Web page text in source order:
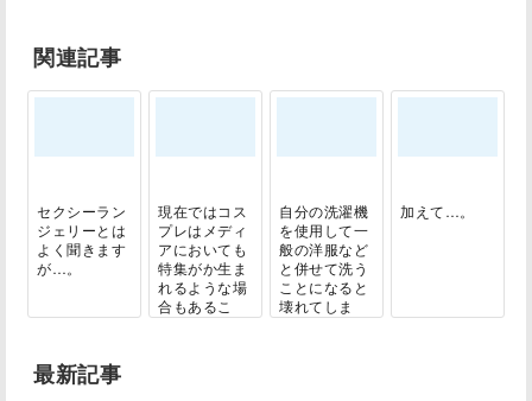
関連記事
セクシーラン
ジェリーとは
よく聞きます
が…。
現在ではコス
プレはメディ
アにおいても
特集がか生ま
れるような場
合もあるこ
自分の洗濯機
を使用して一
般の洋服など
と併せて洗う
ことになると
壊れてしま
加えて…。
最新記事